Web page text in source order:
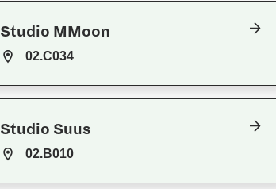
Studio MMoon
02.C034
Studio Suus
02.B010